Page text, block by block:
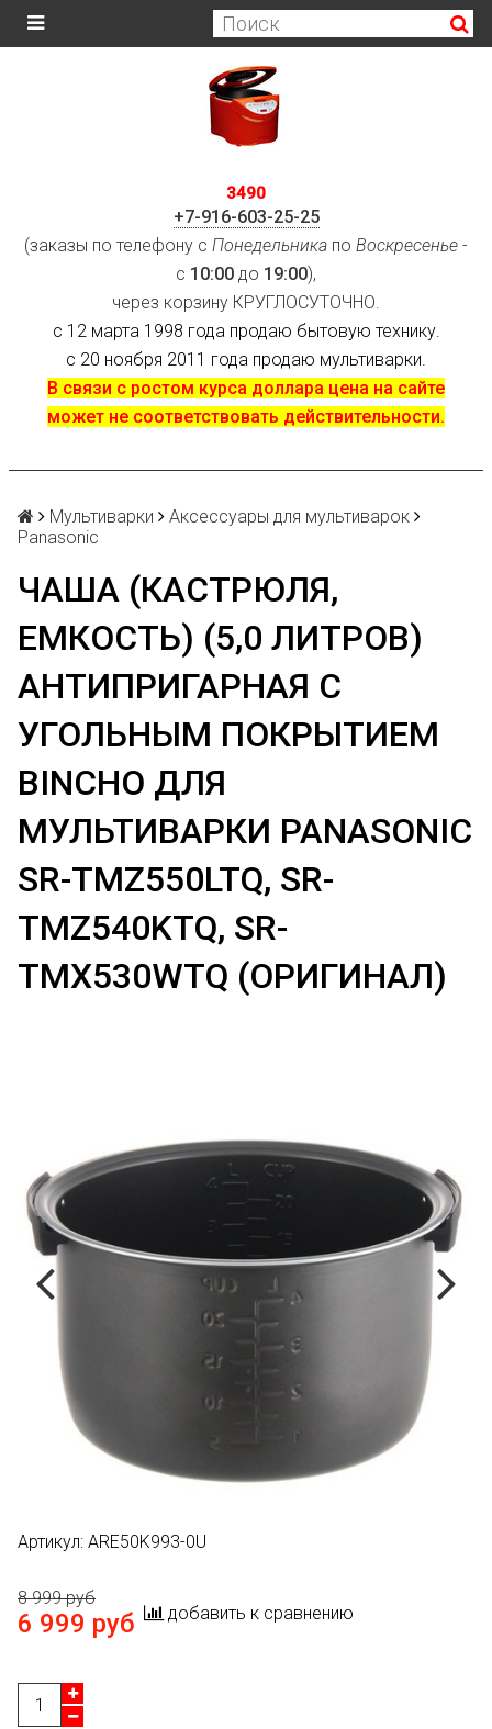
3490
+7-916-603-25-25
(заказы по телефону с Понедельника по Воскресенье -
с 10:00 до 19:00),
через корзину КРУГЛОСУТОЧНО.
с 12 марта 1998 года продаю бытовую технику.
с 20 ноября 2011 года продаю мультиварки.
В связи с ростом курса доллара цена на сайте
может не соответствовать действительности.
Мультиварки
Аксессуары для мультиварок
Panasonic
ЧАША (КАСТРЮЛЯ,
ЕМКОСТЬ) (5,0 ЛИТРОВ)
АНТИПРИГАРНАЯ С
УГОЛЬНЫМ ПОКРЫТИЕМ
BINCHO ДЛЯ
МУЛЬТИВАРКИ PANASONIC
SR-TMZ550LTQ, SR-
TMZ540KTQ, SR-
TMX530WTQ (ОРИГИНАЛ)
Артикул: ARE50K993-0U
8 999 руб
6 999 руб добавить к сравнению